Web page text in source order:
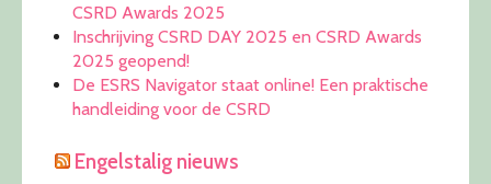
CSRD Awards 2025
Inschrijving CSRD DAY 2025 en CSRD Awards
2025 geopend!
De ESRS Navigator staat online! Een praktische
handleiding voor de CSRD
Engelstalig nieuws